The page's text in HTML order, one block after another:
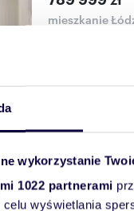
wykorzystanie
1022 partnerami
celu wyświetlania
mieszkanie
Polonia